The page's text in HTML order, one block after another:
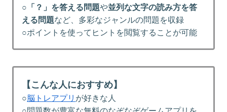
○ 「？」を答える問題や並列な文字の読み方を答
える問題など、多彩なジャンルの問題を収録
○ポイントを使ってヒントを閲覧することが可能
【こんな人におすすめ】
○ 脳トレアプリ が好きな人